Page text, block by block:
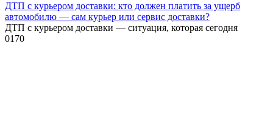
ДТП с курьером доставки: кто должен платить за ущерб
автомобилю — сам курьер или сервис доставки?
ДТП с курьером доставки — ситуация, которая сегодня
0170